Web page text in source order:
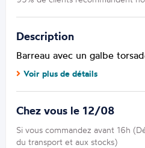
Description
Barreau avec un galbe
Voir plus de détails
Chez vous le 12/08
Si vous commandez avant 16h
du transport et aux stocks)